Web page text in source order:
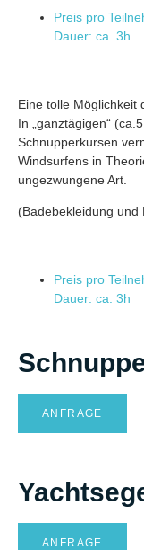
Preis pro
Dauer: ca. 3h
Eine tolle Möglichkeit
In „ganztägigen“
Schnupperkursen
Windsurfens in
ungezwungene Art.
(Badebekleidung und
Preis pro
Dauer: ca. 3h
ANFRAGE
ANFRAGE